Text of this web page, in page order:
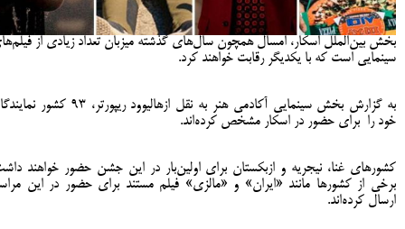
بخش بین‌الملل اسکار، امسال همچون سال‌های گذشته میزبان تعداد زیادی از
سینمایی است که با یکدیگر رقابت خواهند کرد.
به گزارش بخش سینمایی آکادمی هنر به نقل ازهالیوود ریپورتر، 93
خود را برای حضور در اسکار مشخص کرده‌اند.
کشورهای غنا، نیجریه و ازبکستان برای اولین‌بار در این جشن حضور خواهند
برخی از کشورها مانند «ایران» و «مالزی» فیلم‌ مستند برای حضور در این
ارسال کرده‌اند.